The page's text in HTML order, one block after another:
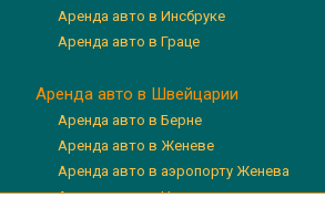
Аренда авто в Инсбруке
Аренда авто в Граце
Аренда авто в Швейцарии
Аренда авто в Берне
Аренда авто в Женеве
Аренда авто в аэропорту Женева
Аренда авто в Цюрихе